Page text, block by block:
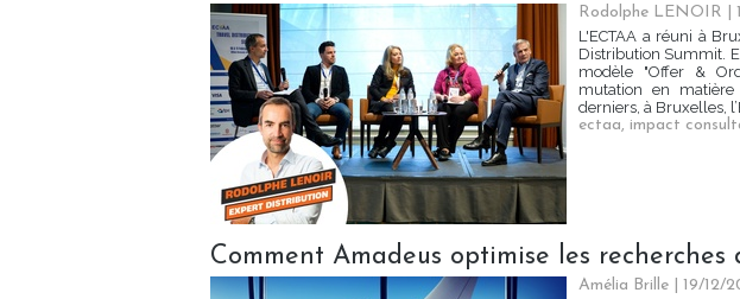
Rodolphe LENOIR |
L'ECTAA a réuni à
Distribution Summit.
modèle "Offer &
mutation en
derniers, à Bruxelles,
ectaa, impact
Comment Amadeus optimise les recherches
Amélia Brille | 19/12/